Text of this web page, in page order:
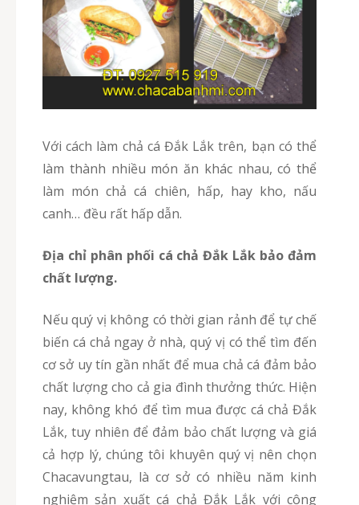
Với cách làm chả cá Đắk Lắk trên, bạn có thể
làm thành nhiều món ăn khác nhau, có thể
làm món chả cá chiên, hấp, hay kho, nấu
canh… đều rất hấp dẫn.
Địa chỉ phân phối cá chả Đắk Lắk bảo đảm
chất lượng.
Nếu quý vị không có thời gian rảnh để tự chế
biến cá chả ngay ở nhà, quý vị có thể tìm đến
cơ sở uy tín gần nhất để mua chả cá đảm bảo
chất lượng cho cả gia đình thưởng thức. Hiện
nay, không khó để tìm mua được cá chả Đắk
Lắk, tuy nhiên để đảm bảo chất lượng và giá
cả hợp lý, chúng tôi khuyên quý vị nên chọn
Chacavungtau, là cơ sở có nhiều năm kinh
nghiệm sản xuất cá chả Đắk Lắk với công